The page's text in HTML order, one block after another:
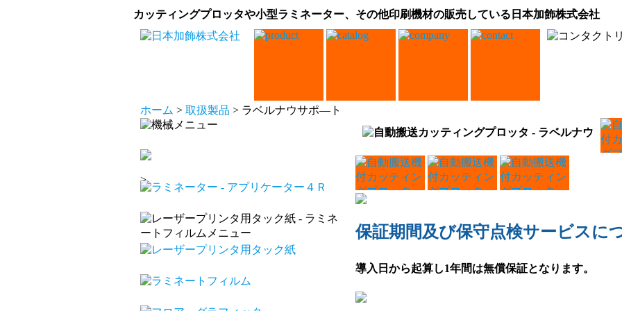
カッティングプロッタや小型ラミネーター、その他印刷機材の販売している日本加飾株式会社
ホーム > 取扱製品 > ラベルナウサポ―ト
>
保証期間及び保守点検サービスに
導入日から起算し1年間は無償保証となります。